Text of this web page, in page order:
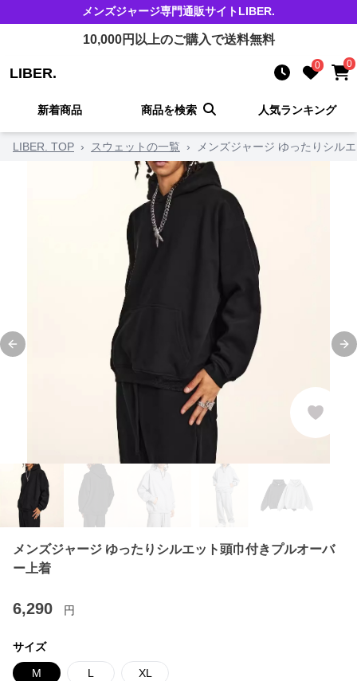
メンズジャージ専門通販サイトLIBER.
10,000円以上のご購入で送料無料
LIBER. 0 0
新着商品 商品を検索 人気ランキング
LIBER. TOP › スウェットの一覧 › メンズジャージ ゆったりシル
Previous slide
メンズジャージ ゆったりシルエット頭巾付きプルオーバ
ー上着
6,290 円
サイズ
M L XL